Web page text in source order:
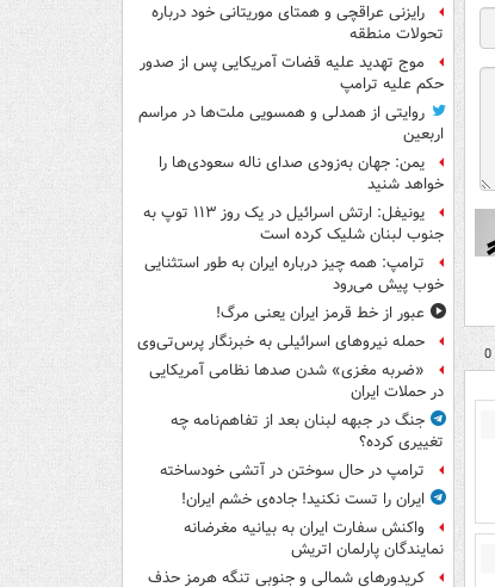
رایزنی عراقچی و همتای موریتانی خود درباره
تحولات منطقه
موج تهدید علیه قضات آمریکایی پس از صدور
حکم علیه ترامپ
روایتی از همدلی و همسویی ملت‌ها در مراسم
اربعین
یمن: جهان به‌زودی صدای ناله سعودی‌ها را
خواهد شنید
یونیفل: ارتش اسرائیل در یک روز ۱۱۳ توپ به
جنوب لبنان شلیک کرده است
ترامپ: همه چیز درباره ایران به طور استثنایی
خوب پیش می‌رود
عبور از خط قرمز ایران یعنی مرگ!
حمله نیروهای اسرائیلی به خبرنگار پرس‌تی‌وی
«ضربه مغزی» شدن صدها نظامی آمریکایی
در حملات ایران
جنگ در جبهه لبنان بعد از تفاهم‌نامه چه
تغییری کرده؟
ترامپ در حال سوختن در آتشی خودساخته
ایران را تست نکنید! جاده‌ی خشم ایران!
واکنش سفارت ایران به بیانیه مغرضانه
نمایندگان پارلمان اتریش
کریدورهای شمالی و جنوبی تنگه هرمز حذف